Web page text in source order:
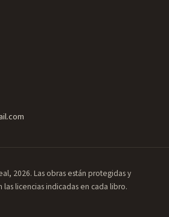
2026. Las obras están protegidas y
las licencias indicadas en cada libro.